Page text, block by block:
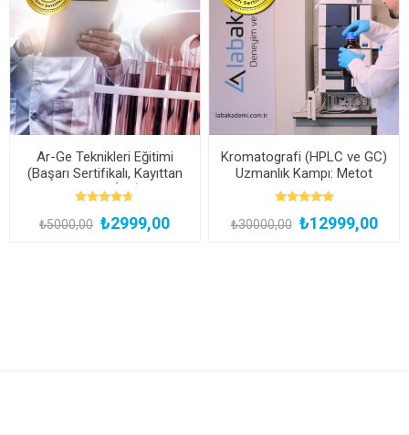
Ar-Ge Teknikleri Eğitimi
(Başarı Sertifikalı, Kayıttan
Hemen İzle)
₺5000,00 ₺2999,00
Kromatografi (HPLC ve GC)
Uzmanlık Kampı: Metot
Geliştirmeden Validasyona
Uygulamalı Kariyer Programı
(Yüz Yüze Bireysel
₺30000,00 ₺12999,00